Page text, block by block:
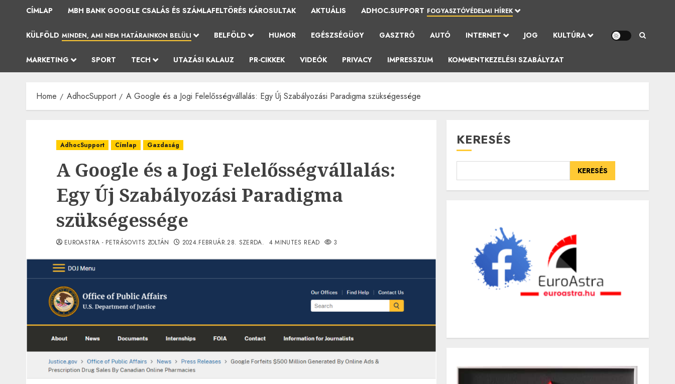
CÍMLAP MBH BANK GOOGLE CSALÁS ÉS SZÁMLAFELTÖRÉS KÁROSULTAK AKTUÁLIS ADHOC.SUPPORT FOGYASZTÓVÉDELMI HÍREK
KÜLFÖLD MINDEN, AMI NEM HATÁRAINKON BELÜLI BELFÖLD HUMOR EGÉSZSÉGÜGY GASZTRÓ AUTÓ INTERNET JOG KULTÚRA
MARKETING SPORT TECH UTAZÁSI KALAUZ PR-CIKKEK VIDEÓK PRIVACY IMPRESSZUM KOMMENTKEZELÉSI SZABÁLYZAT
Home AdhocSupport A Google és a Jogi Felelősségvállalás: Egy Új Szabályozási Paradigma szükségessége
AdhocSupport Címlap Gazdaság
A Google és a Jogi Felelősségvállalás:
Egy Új Szabályozási Paradigma
szükségessége
EUROASTRA - PETRÁSOVITS ZOLTÁN 2024.FEBRUÁR.28. SZERDA. 4 MINUTES READ 3
KERESÉS
KERESÉS